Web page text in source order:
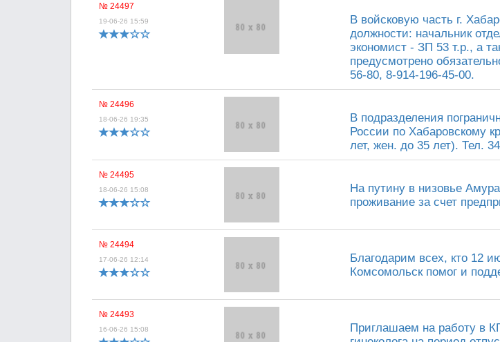
№ 24497
19-06-26 15:59
В войсковую часть г.
должности: начальник
экономист - ЗП 53 т.р., а
предусмотрено
56-80, 8-914-196-45-00.
№ 24496
18-06-26 19:35
В подразделения
России по Хабаровскому
лет, жен. до 35 лет). Тел.
№ 24495
18-06-26 15:08
На путину в низовье
проживание за счет
№ 24494
17-06-26 12:14
Благодарим всех, кто 12
Комсомольск помог и
№ 24493
16-06-26 15:08
Приглашаем на работу в